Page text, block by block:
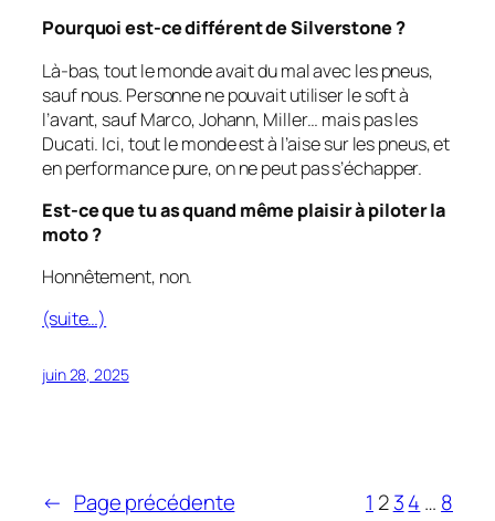
Pourquoi est-ce différent de Silverstone ?
Là-bas, tout le monde avait du mal avec les pneus,
sauf nous. Personne ne pouvait utiliser le soft à
l’avant, sauf Marco, Johann, Miller… mais pas les
Ducati. Ici, tout le monde est à l’aise sur les pneus, et
en performance pure, on ne peut pas s’échapper.
Est-ce que tu as quand même plaisir à piloter la
moto ?
Honnêtement, non.
(suite…)
juin 28, 2025
← Page précédente 1 2 34 … 8